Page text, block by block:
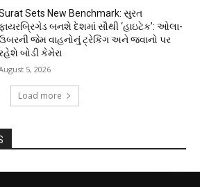
Sets New Benchmark: સુરત
બનશે દેશમાં સૌથી ‘હાઇટેક’: ઓલા-
જેમ વાહનોનું ટ્રેકિંગ અને જવાનો પર
બોડી કેમેરા
5, 2026
Load more